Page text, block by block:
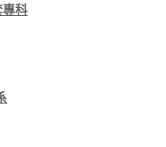
科